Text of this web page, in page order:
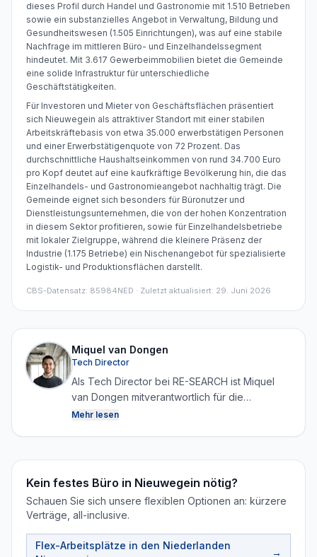
dieses Profil durch Handel und Gastronomie mit 1.510 Betrieben
sowie ein substanzielles Angebot in Verwaltung, Bildung und
Gesundheitswesen (1.505 Einrichtungen), was auf eine stabile
Nachfrage im mittleren Büro- und Einzelhandelssegment
hindeutet. Mit 3.617 Gewerbeimmobilien bietet die Gemeinde
eine solide Infrastruktur für unterschiedliche
Geschäftstätigkeiten.
Für Investoren und Mieter von Geschäftsflächen präsentiert
sich Nieuwegein als attraktiver Standort mit einer stabilen
Arbeitskräftebasis von etwa 35.000 erwerbstätigen Personen
und einer Erwerbstätigenquote von 72 Prozent. Das
durchschnittliche Haushaltseinkommen von rund 34.700 Euro
pro Kopf deutet auf eine kaufkräftige Bevölkerung hin, die das
Einzelhandels- und Gastronomieangebot nachhaltig trägt. Die
Gemeinde eignet sich besonders für Büronutzer und
Dienstleistungsunternehmen, die von der hohen Konzentration
in diesem Sektor profitieren, sowie für Einzelhandelsbetriebe
mit lokaler Zielgruppe, während die kleinere Präsenz der
Industrie (1.175 Betriebe) ein Nischenangebot für spezialisierte
Logistik- und Produktionsflächen darstellt.
CBS-Datensatz: 85984NED · Zuletzt aktualisiert: 29. Juni 2026
Miquel van Dongen
Tech Director
Als Tech Director bei RE-SEARCH ist Miquel
van Dongen mitverantwortlich für die
Entwicklung der Plattform sowie das Sammeln,
Immobilienwissen sorgt er dafür, dass RE-
aktuelle Marktdaten generieren kann.
Mehr lesen
Kein festes Büro in Nieuwegein nötig?
Schauen Sie sich unsere flexiblen Optionen an: kürzere
Verträge, all-inclusive.
Flex-Arbeitsplätze in den Niederlanden
→